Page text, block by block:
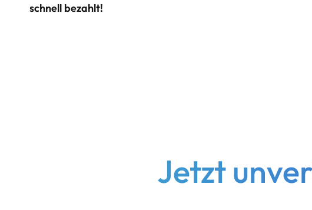
schnell bezahlt!
Jetzt